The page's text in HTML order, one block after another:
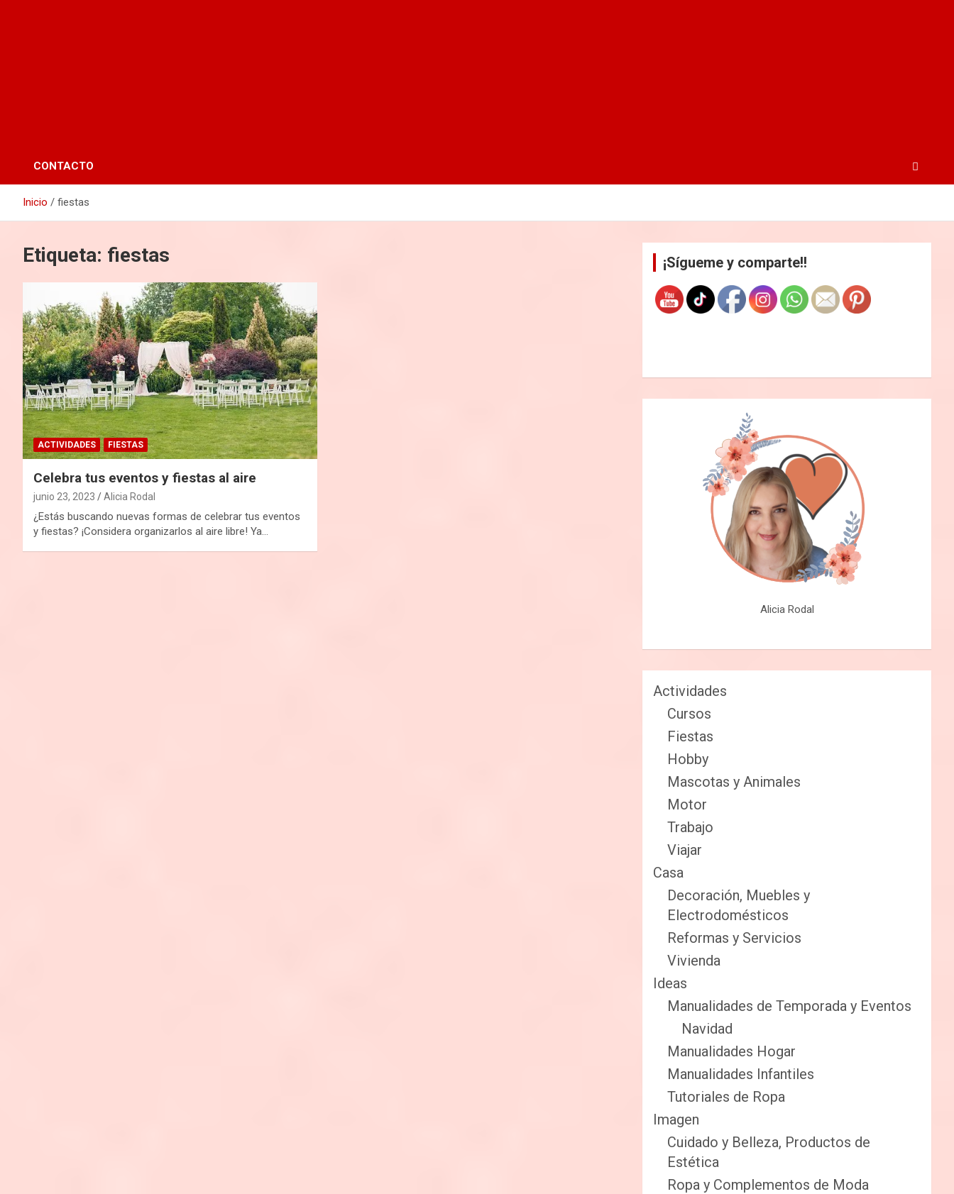
CONTACTO
Inicio fiestas
Etiqueta: fiestas
ACTIVIDADES FIESTAS
Celebra tus eventos y fiestas al aire
junio 23, 2023 Alicia Rodal
¿Estás buscando nuevas formas de celebrar tus eventos
y fiestas? ¡Considera organizarlos al aire libre! Ya…
¡Sígueme y comparte!!
Alicia Rodal
Actividades
Cursos
Fiestas
Hobby
Mascotas y Animales
Motor
Trabajo
Viajar
Casa
Decoración, Muebles y
Electrodomésticos
Reformas y Servicios
Vivienda
Ideas
Manualidades de Temporada y Eventos
Navidad
Manualidades Hogar
Manualidades Infantiles
Tutoriales de Ropa
Imagen
Cuidado y Belleza, Productos de
Estética
Ropa y Complementos de Moda